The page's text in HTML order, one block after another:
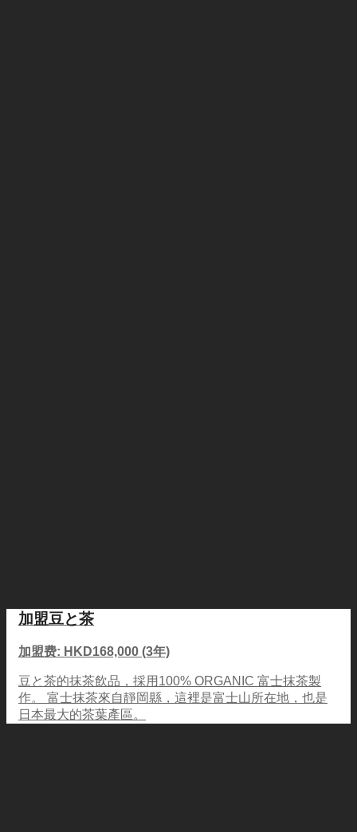
加盟豆と茶
加盟费: HKD168,000 (3年)
豆と茶的抹茶飲品，採用100% ORGANIC 富士抹茶製
作。 富士抹茶來自靜岡縣，這裡是富士山所在地，也是
日本最大的茶葉產區。